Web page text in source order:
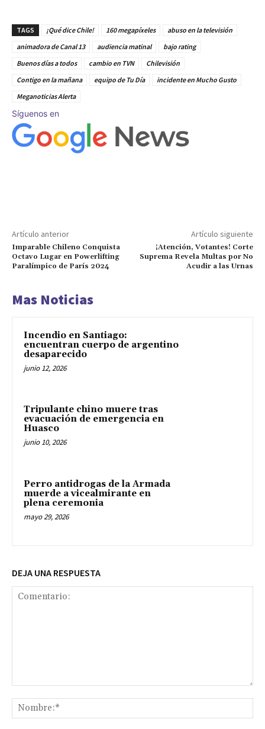
TAGS ¡Qué dice Chile! 160 megapíxeles
abuso en la televisión
animadora de Canal 13
audiencia matinal
bajo rating
Buenos días a todos
cambio en TVN
Chilevisión
Contigo en la mañana
equipo de Tu Día
incidente en Mucho Gusto
Meganoticias Alerta
Síguenos en
Artículo anterior
Imparable Chileno Conquista
Octavo Lugar en Powerlifting
Paralímpico de París 2024
Artículo siguiente
¡Atención, Votantes! Corte
Suprema Revela Multas por No
Acudir a las Urnas
Mas Noticias
Incendio en Santiago:
encuentran cuerpo de argentino
desaparecido
junio 12, 2026
Tripulante chino muere tras
evacuación de emergencia en
Huasco
junio 10, 2026
Perro antidrogas de la Armada
muerde a vicealmirante en
plena ceremonia
mayo 29, 2026
DEJA UNA RESPUESTA